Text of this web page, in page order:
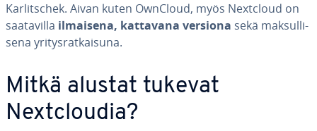
Kar­litschek. Aivan kuten OwnCloud, myös Nextcloud on
saa­ta­vil­la ilmaisena, kattavana versiona sekä mak­sul­li­
se­na yri­tys­rat­kai­su­na.
Mitkä alustat tukevat
Nextclou­dia?